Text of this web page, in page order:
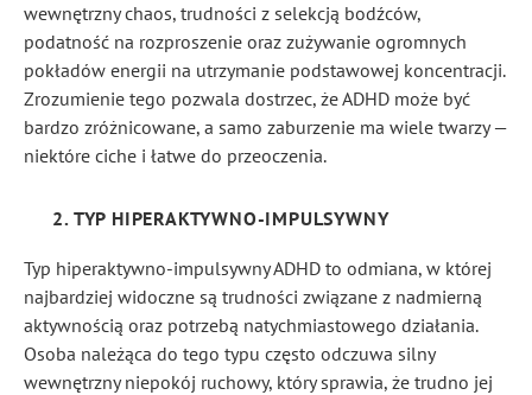
wewnętrzny chaos, trudności z selekcją bodźców,
podatność na rozproszenie oraz zużywanie ogromnych
pokładów energii na utrzymanie podstawowej koncentracji.
Zrozumienie tego pozwala dostrzec, że ADHD może być
bardzo zróżnicowane, a samo zaburzenie ma wiele twarzy —
niektóre ciche i łatwe do przeoczenia.
2. TYP HIPERAKTYWNO-IMPULSYWNY
Typ hiperaktywno-impulsywny ADHD to odmiana, w której
najbardziej widoczne są trudności związane z nadmierną
aktywnością oraz potrzebą natychmiastowego działania.
Osoba należąca do tego typu często odczuwa silny
wewnętrzny niepokój ruchowy, który sprawia, że trudno jej